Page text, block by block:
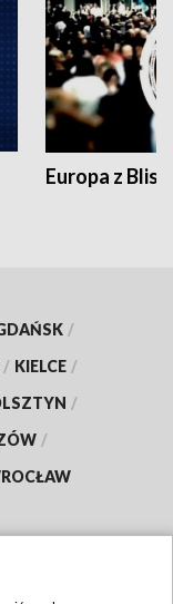
Europa z
/
/ KIELCE /
/
/